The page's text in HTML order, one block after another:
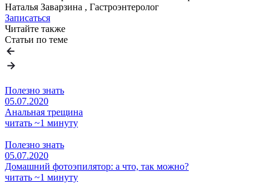
Наталья Заварзина , Гастроэнтеролог
Записаться
Читайте также
Статьи по теме
Полезно знать
05.07.2020
Анальная трещина
читать ~1 минуту
Полезно знать
05.07.2020
Домашний фотоэпилятор: а что, так можно?
читать ~1 минуту